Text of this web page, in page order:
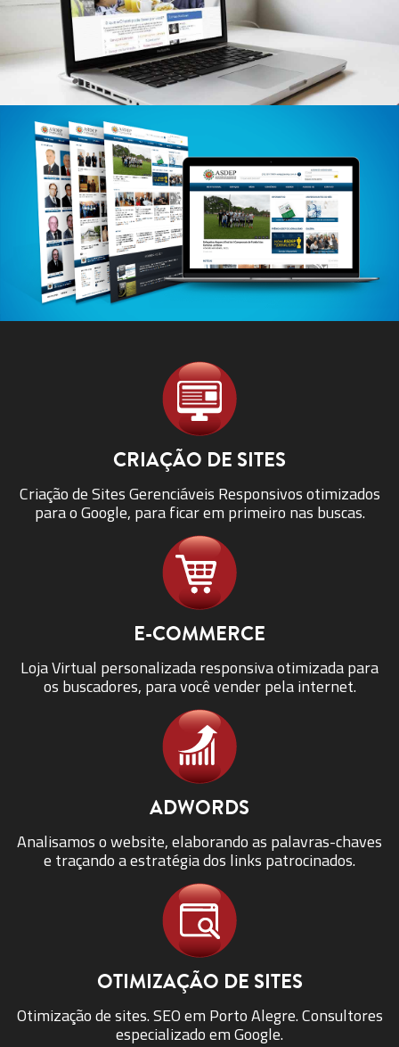
CRIAÇÃO DE SITES
Criação de Sites Gerenciáveis Responsivos otimizados
para o Google, para ficar em primeiro nas buscas.
E-COMMERCE
Loja Virtual personalizada responsiva otimizada para
os buscadores, para você vender pela internet.
ADWORDS
Analisamos o website, elaborando as palavras-chaves
e traçando a estratégia dos links patrocinados.
OTIMIZAÇÃO DE SITES
Otimização de sites. SEO em Porto Alegre. Consultores
especializado em Google.